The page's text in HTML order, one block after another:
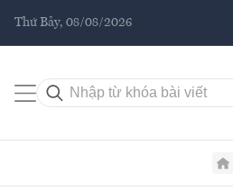
Thứ Bảy, 08/08/2026